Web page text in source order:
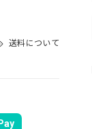
ットは、も
送料について